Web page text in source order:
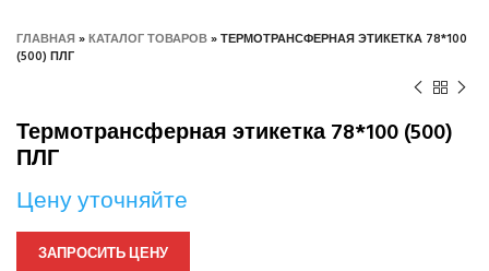
ГЛАВНАЯ»КАТАЛОГ ТОВАРОВ»ТЕРМОТРАНСФЕРНАЯ ЭТИКЕТКА 78*100
(500) ПЛГ
Термотрансферная этикетка 78*100 (500)
ПЛГ
Цену уточняйте
ЗАПРОСИТЬ ЦЕНУ